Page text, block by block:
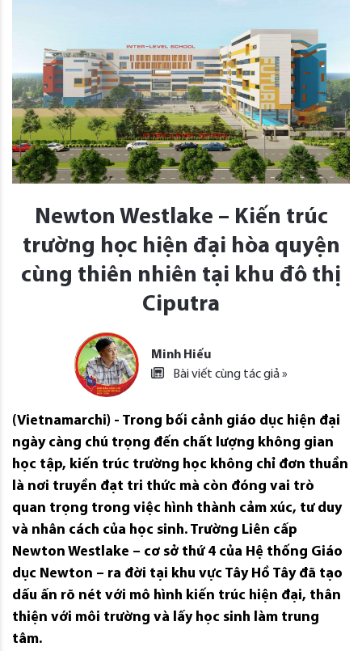
Newton Westlake – Kiến trúc
trường học hiện đại hòa quyện
cùng thiên nhiên tại khu đô thị
Ciputra
Minh Hiếu
Bài viết cùng tác giả »
(Vietnamarchi) - Trong bối cảnh giáo dục hiện đại
ngày càng chú trọng đến chất lượng không gian
học tập, kiến trúc trường học không chỉ đơn thuần
là nơi truyền đạt tri thức mà còn đóng vai trò
quan trọng trong việc hình thành cảm xúc, tư duy
và nhân cách của học sinh. Trường Liên cấp
Newton Westlake – cơ sở thứ 4 của Hệ thống Giáo
dục Newton – ra đời tại khu vực Tây Hồ Tây đã tạo
dấu ấn rõ nét với mô hình kiến trúc hiện đại, thân
thiện với môi trường và lấy học sinh làm trung
tâm.